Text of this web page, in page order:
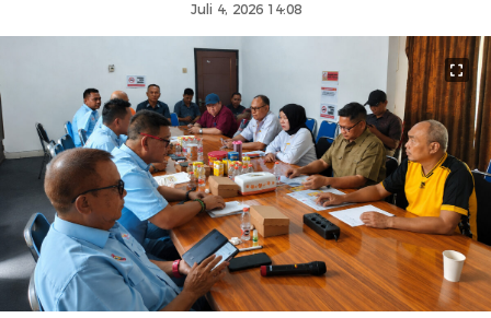
Juli 4, 2026 14:08